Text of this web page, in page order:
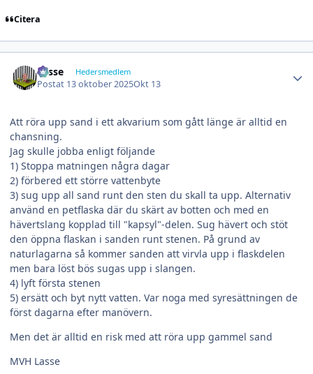
Citera
Lasse Hedersmedlem
Postat 13 oktober 2025Okt 13
Att röra upp sand i ett akvarium som gått länge är alltid en
chansning.
Jag skulle jobba enligt följande
1) Stoppa matningen några dagar
2) förbered ett större vattenbyte
3) sug upp all sand runt den sten du skall ta upp. Alternativ
använd en petflaska där du skärt av botten och med en
hävertslang kopplad till "kapsyl"-delen. Sug hävert och stöt
den öppna flaskan i sanden runt stenen. På grund av
naturlagarna så kommer sanden att virvla upp i flaskdelen
men bara löst bös sugas upp i slangen.
4) lyft första stenen
5) ersätt och byt nytt vatten. Var noga med syresättningen de
först dagarna efter manövern.
Men det är alltid en risk med att röra upp gammel sand
MVH Lasse